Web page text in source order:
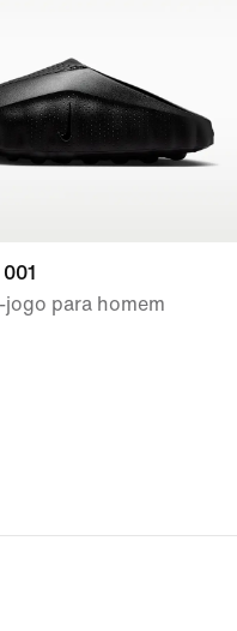
jogo para homem